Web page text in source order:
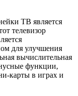
ТВ является
телевизор
для улучшения
вычислительная
функции,
карты в играх и